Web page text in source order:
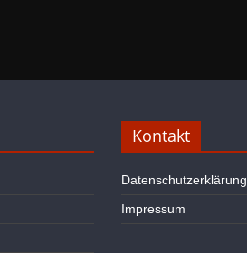
Kontakt
Datenschutzerklärung
Impressum